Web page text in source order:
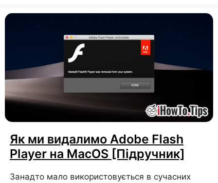
Як ми видалимо Adobe Flash
Player на MacOS [Підручник]
Занадто мало використовується в сучасних